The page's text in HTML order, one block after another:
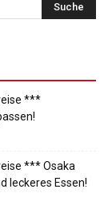
***
*** Osaka
leckeres Essen!